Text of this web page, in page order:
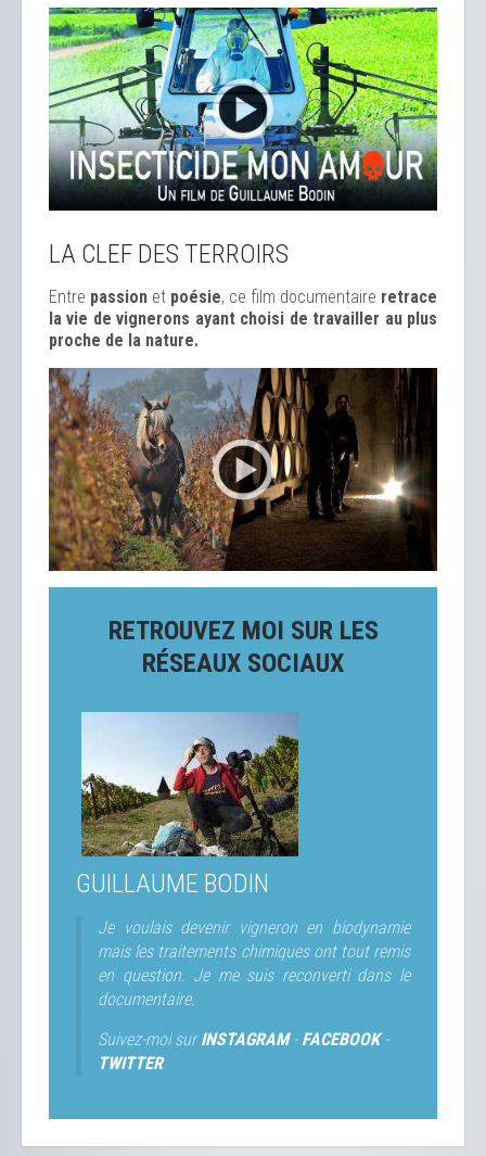
LA CLEF DES TERROIRS
Entre passion et poésie, ce film documentaire retrace
la vie de vignerons ayant choisi de travailler au plus
proche de la nature.
RETROUVEZ MOI SUR LES
RÉSEAUX SOCIAUX
GUILLAUME BODIN
Je voulais devenir vigneron en biodynamie
mais les traitements chimiques ont tout remis
en question. Je me suis reconverti dans le
documentaire.
Suivez-moi surINSTAGRAM- FACEBOOK-
TWITTER